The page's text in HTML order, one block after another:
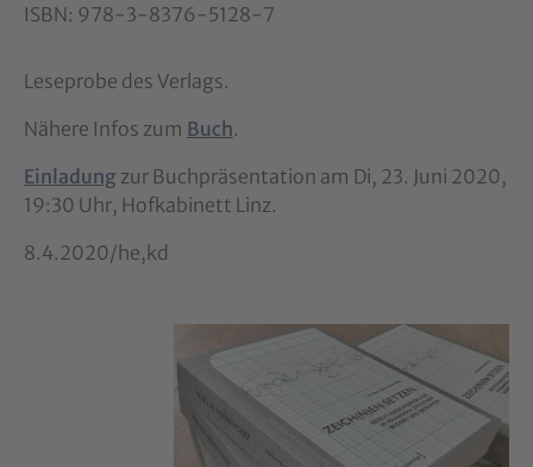
ISBN: 978-3-8376-5128-7
Leseprobe des Verlags.
Nähere Infos zum Buch.
Einladung zur Buchpräsentation am Di, 23. Juni 2020,
19:30 Uhr, Hofkabinett Linz.
8.4.2020/he,kd